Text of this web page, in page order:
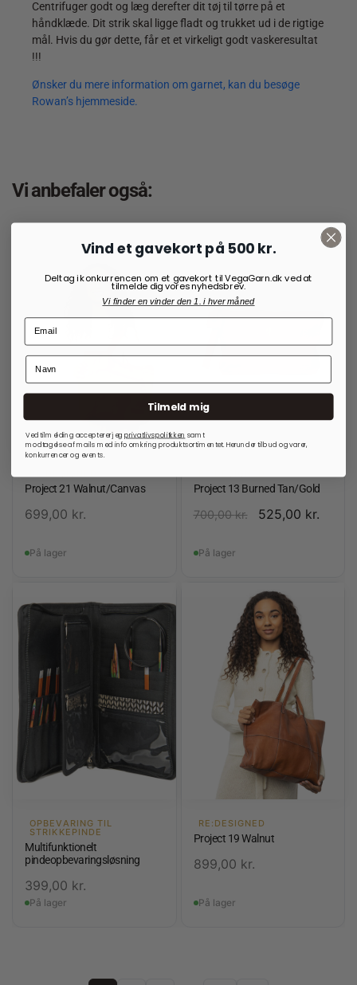
Centrifuger godt og læg derefter dit tøj til tørre på et
håndklæde. Dit strik skal ligge fladt og trukket ud i de rigtige
mål. Hvis du gør dette, får et et virkeligt godt vaskeresultat
!!!
Ønsker du mere information om garnet, kan du besøge
Rowan’s hjemmeside.
Vi anbefaler også:
Project 21 Walnut/Canvas
699,00 kr.
På lager
Project 13 Burned Tan/Gold
700,00kr. 525,00 kr.
På lager
OPBEVARING TIL
STRIKKEPINDE
Multifunktionelt
pindeopbevaringsløsning
399,00 kr.
På lager
RE:DESIGNED
Project 19 Walnut
899,00 kr.
På lager
Vind et gavekort på 500 kr.
Deltag i konkurrencen om et gavekort til VegaGarn.dk ved at
tilmelde dig vores nyhedsbrev.
Vi finder en vinder den 1. i hver måned
Tilmeld mig
Ved tilmelding accepterer jegprivatlivspolitkken samt
modtagelse af mails med info omkring produktsortimentet. Herunder tilbud og varer,
konkurrencer og events.